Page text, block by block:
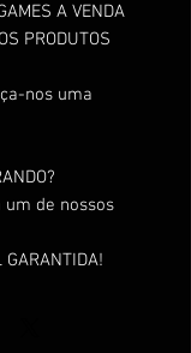
A VENDA
PRODUTOS
nos uma
de nossos
GARANTIDA!